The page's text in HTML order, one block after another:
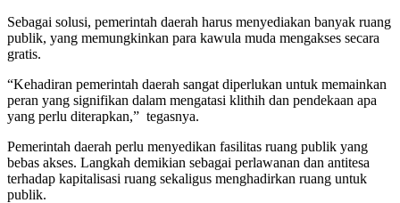
Sebagai solusi, pemerintah daerah harus menyediakan banyak ruang
publik, yang memungkinkan para kawula muda mengakses secara
gratis.
“Kehadiran pemerintah daerah sangat diperlukan untuk memainkan
peran yang signifikan dalam mengatasi klithih dan pendekaan apa
yang perlu diterapkan,” tegasnya.
Pemerintah daerah perlu menyedikan fasilitas ruang publik yang
bebas akses. Langkah demikian sebagai perlawanan dan antitesa
terhadap kapitalisasi ruang sekaligus menghadirkan ruang untuk
publik.